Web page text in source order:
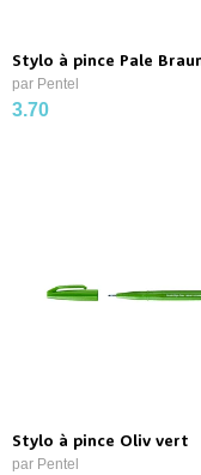
Stylo à pince Pale
par Pentel
3.70
Stylo à pince Oliv vert
par Pentel